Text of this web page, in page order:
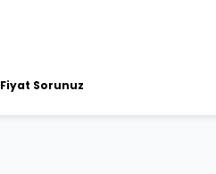
Fiyat Sorunuz